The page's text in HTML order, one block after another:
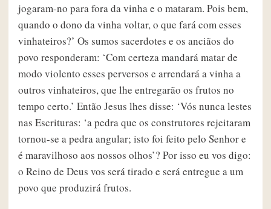
jogaram-no para fora da vinha e o mataram. Pois bem,
quando o dono da vinha voltar, o que fará com esses
vinhateiros?’ Os sumos sacerdotes e os anciãos do
povo responderam: ‘Com certeza mandará matar de
modo violento esses perversos e arrendará a vinha a
outros vinhateiros, que lhe entregarão os frutos no
tempo certo.’ Então Jesus lhes disse: ‘Vós nunca lestes
nas Escrituras: ‘a pedra que os construtores rejeitaram
tornou-se a pedra angular; isto foi feito pelo Senhor e
é maravilhoso aos nossos olhos’? Por isso eu vos digo:
o Reino de Deus vos será tirado e será entregue a um
povo que produzirá frutos.